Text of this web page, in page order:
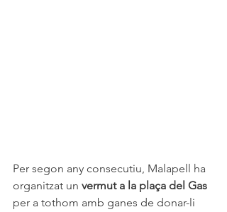
Per segon any consecutiu, Malapell ha
organitzat un vermut a la plaça del Gas
per a tothom amb ganes de donar-li